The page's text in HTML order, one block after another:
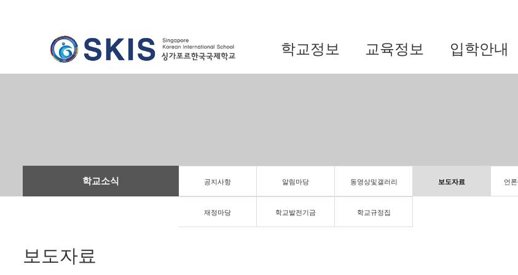
학교정보 교육정보 입학안내
학교소식 공지사항 알림마당 동영상및갤러리 보도자료 언
재정마당 학교발전기금 학교규정집
보도자료